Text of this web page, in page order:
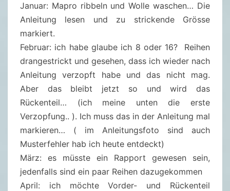
Januar: Mapro ribbeln und Wolle waschen… Die
Anleitung lesen und zu strickende Grösse
markiert.
Februar: ich habe glaube ich 8 oder 16? Reihen
drangestrickt und gesehen, dass ich wieder nach
Anleitung verzopft habe und das nicht mag.
Aber das bleibt jetzt so und wird das
Rückenteil… (ich meine unten die erste
Verzopfung.. ). Ich muss das in der Anleitung mal
markieren… ( im Anleitungsfoto sind auch
Musterfehler hab ich heute entdeckt)
März: es müsste ein Rapport gewesen sein,
jedenfalls sind ein paar Reihen dazugekommen
April: ich möchte Vorder- und Rückenteil